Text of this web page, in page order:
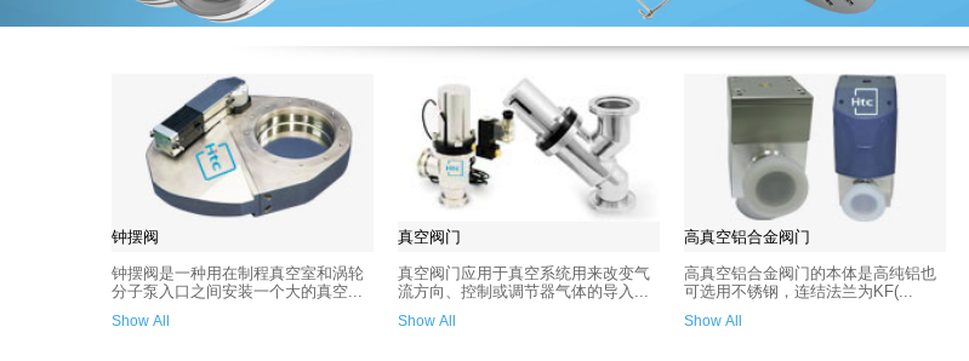
钟摆阀
钟摆阀是一种用在制程真空室和涡轮
分子泵入口之间安装一个大的真空...
Show All
真空阀门
真空阀门应用于真空系统用来改变气
流方向、控制或调节器气体的导入...
Show All
高真空铝合金阀门
高真空铝合金阀门的本体是高纯铝也
可选用不锈钢，连结法兰为KF(...
Show All